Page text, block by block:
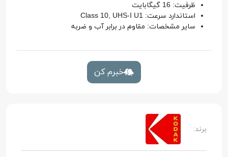
ظرفیت: 16 گیگابایت
استاندارد سرعت: Class 10, UHS-I U1
سایر مشخصات: مقاوم در برابر آب و ضربه
خبرم کن
برند: